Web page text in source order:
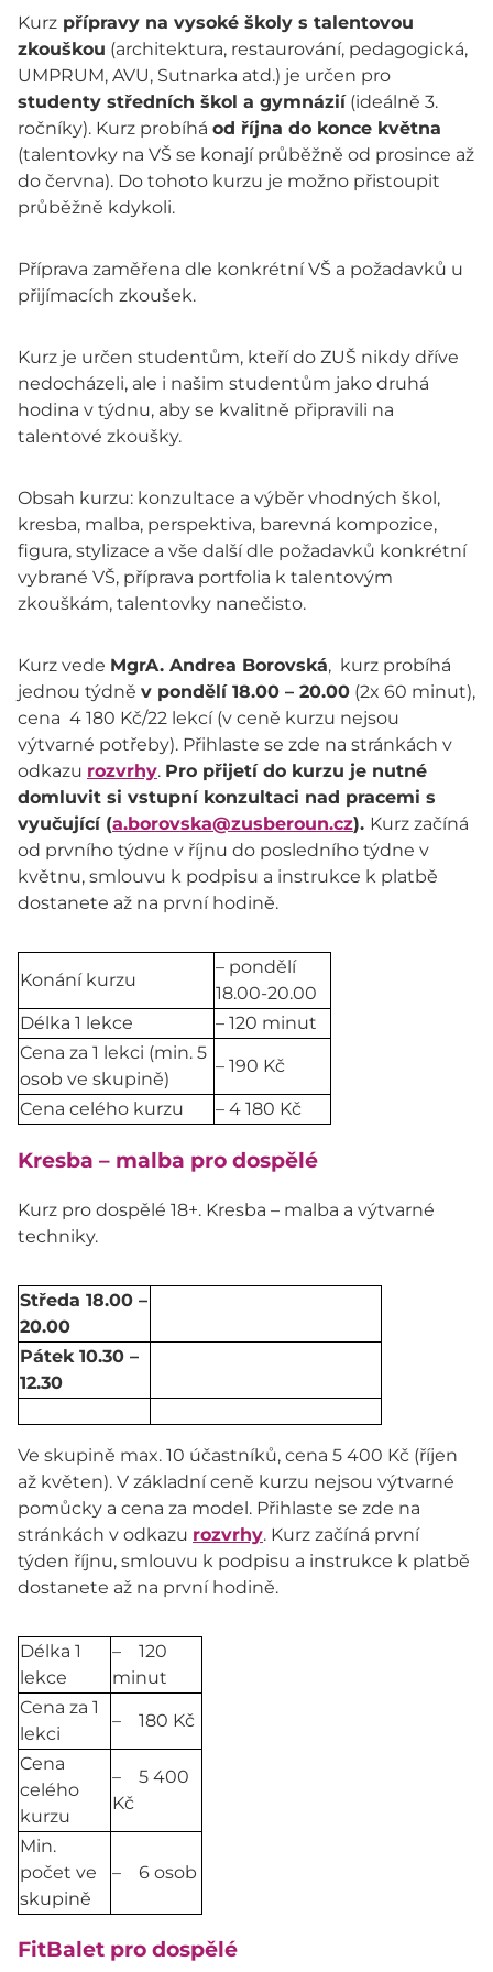
Kurz přípravy na vysoké školy s talentovou
zkouškou (architektura, restaurování, pedagogická,
UMPRUM, AVU, Sutnarka atd.) je určen pro
studenty středních škol a gymnázií(ideálně 3.
ročníky). Kurz probíhá od října do konce května
(talentovky na VŠ se konají průběžně od prosince až
do června). Do tohoto kurzu je možno přistoupit
průběžně kdykoli.
Příprava zaměřena dle konkrétní VŠ a požadavků u
přijímacích zkoušek.
Kurz je určen studentům, kteří do ZUŠ nikdy dříve
nedocházeli, ale i našim studentům jako druhá
hodina v týdnu, aby se kvalitně připravili na
talentové zkoušky.
Obsah kurzu: konzultace a výběr vhodných škol,
kresba, malba, perspektiva, barevná kompozice,
figura, stylizace a vše další dle požadavků konkrétní
vybrané VŠ, příprava portfolia k talentovým
zkouškám, talentovky nanečisto.
Kurz vede MgrA. Andrea Borovská, kurz probíhá
jednou týdně v pondělí 18.00 – 20.00 (2x 60 minut),
cena 4 180 Kč/22 lekcí (v ceně kurzu nejsou
výtvarné potřeby). Přihlaste se zde na stránkách v
odkazu rozvrhy. Pro přijetí do kurzu je nutné
domluvit si vstupní konzultaci nad pracemi s
vyučující (a.borovska@zusberoun.cz). Kurz začíná
od prvního týdne v říjnu do posledního týdne v
květnu, smlouvu k podpisu a instrukce k platbě
dostanete až na první hodině.
Konání kurzu
– pondělí
18.00-20.00
Délka 1 lekce
– 120 minut
Cena za 1 lekci (min. 5
osob ve skupině)
– 190 Kč
Cena celého kurzu – 4 180 Kč
Kresba – malba pro dospělé
Kurz pro dospělé 18+. Kresba – malba a výtvarné
techniky.
Středa 18.00 –
20.00
Pátek 10.30 –
12.30
Ve skupině max. 10 účastníků, cena 5 400 Kč (říjen
až květen). V základní ceně kurzu nejsou výtvarné
pomůcky a cena za model. Přihlaste se zde na
stránkách v odkazu rozvrhy. Kurz začíná první
týden říjnu, smlouvu k podpisu a instrukce k platbě
dostanete až na první hodině.
Délka 1
lekce
– 120
minut
Cena za 1
lekci
– 180 Kč
Cena
celého
kurzu
– 5 400
Kč
Min.
počet ve
skupině
– 6 osob
FitBalet pro dospělé